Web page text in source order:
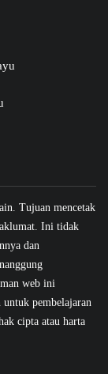
Tujuan mencetak
Ini tidak
dan
web ini
pembelajaran
cipta atau harta